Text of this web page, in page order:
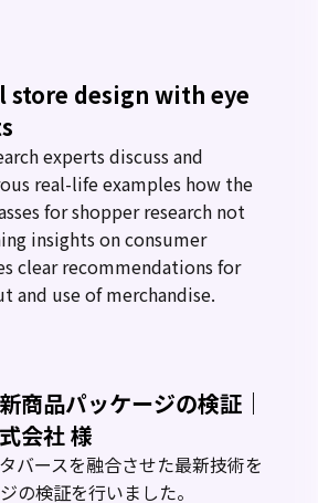
design with eye
experts discuss and
real-life examples how the
for shopper research not
insights on consumer
clear recommendations for
and use of merchandise.
商品パッケージの検証｜
会社 様
バースを融合させた最新技術を
の検証を行いました。